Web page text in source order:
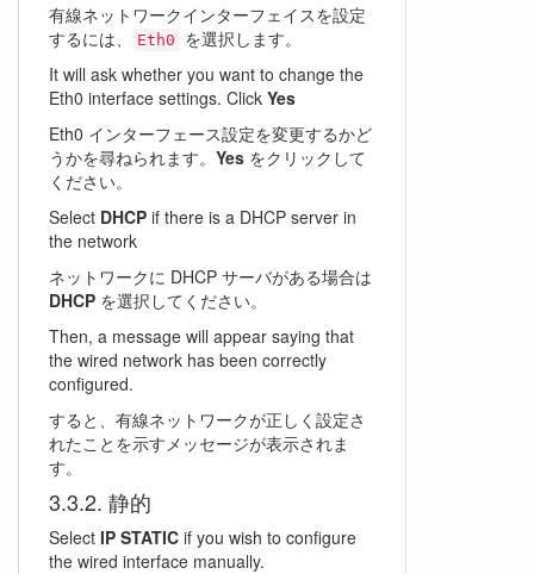
有線ネットワークインターフェイスを設定
するには、
Eth0
を選択します。
It will ask whether you want to change the
Eth0 interface settings. Click Yes
Eth0 インターフェース設定を変更するかど
うかを尋ねられます。 Yes をクリックして
ください。
Select DHCP if there is a DHCP server in
the network
ネットワークに DHCP サーバがある場合は
DHCP を選択してください。
Then, a message will appear saying that
the wired network has been correctly
configured.
すると、有線ネットワークが正しく設定さ
れたことを示すメッセージが表示されま
す。
静的
Select IP STATIC if you wish to configure
the wired interface manually.